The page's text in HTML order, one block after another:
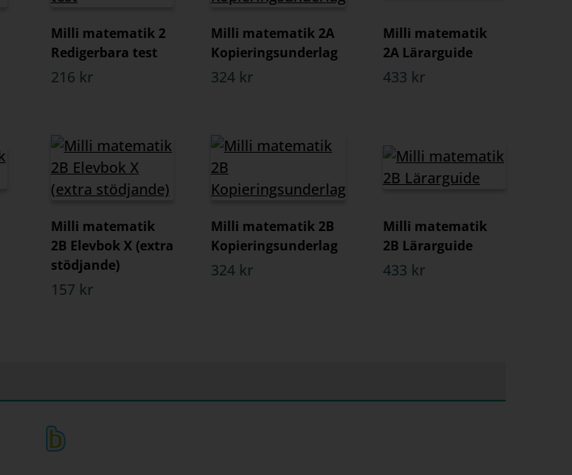
Milli matematik 2
Redigerbara test
216 kr
Milli matematik 2A
Kopieringsunderlag
324 kr
Milli matematik
2A Lärarguide
433 kr
Milli matematik
2B Elevbok X (extra
stödjande)
157 kr
Milli matematik 2B
Kopieringsunderlag
324 kr
Milli matematik
2B Lärarguide
433 kr